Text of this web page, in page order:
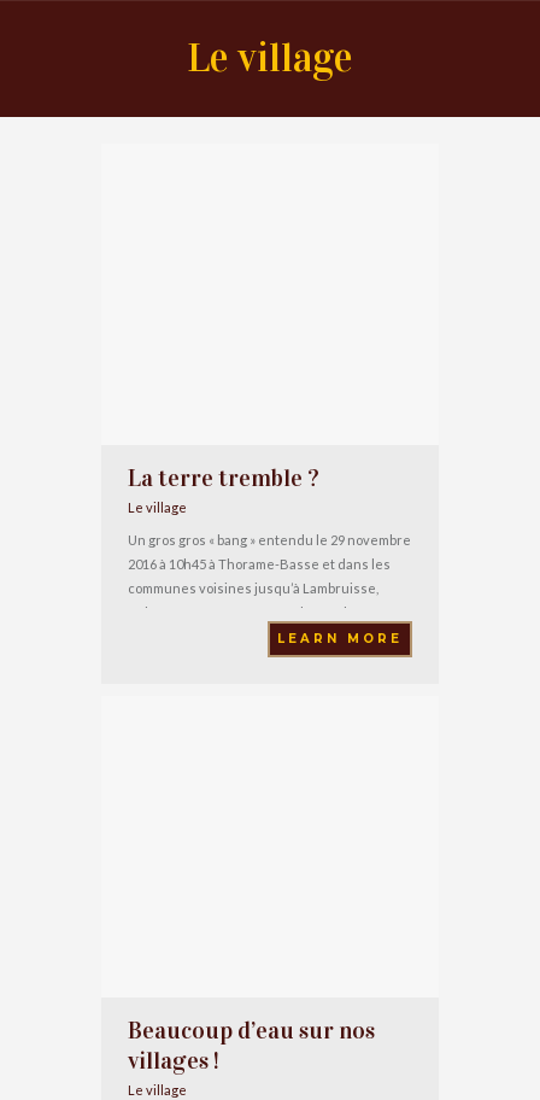
Le village
La terre tremble ?
Le village
Un gros gros « bang » entendu le 29 novembre
2016 à 10h45 à Thorame-Basse et dans les
communes voisines jusqu’à Lambruisse,
Colmars ou Annot. La porte de mon bureau en
a ressenti le souffle ! Nous avons d’abord
pensé à une explosion de bonbonne de gaz,
LEARN MORE
Beaucoup d’eau sur nos
villages !
Le village